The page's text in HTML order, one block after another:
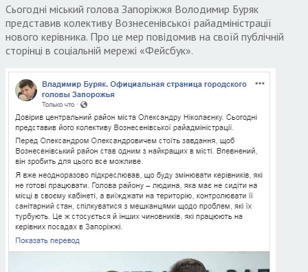
Сьогодні міський голова Запоріжжя Володимир Буряк
представив колективу Вознесенівської райадміністрації
нового керівника. Про це мер повідомив на своїй публічній
сторінці в соціальній мережі «Фейсбук».